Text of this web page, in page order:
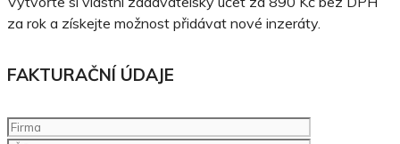
za rok a získejte možnost přidávat nové inzeráty.
FAKTURAČNÍ ÚDAJE